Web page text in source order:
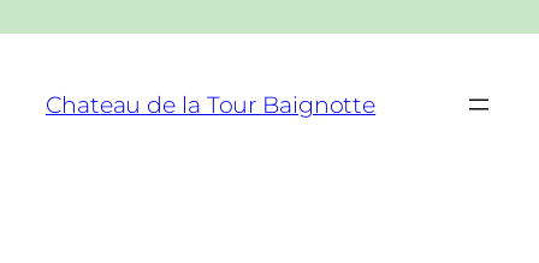
contenu
Chateau de la Tour Baignotte